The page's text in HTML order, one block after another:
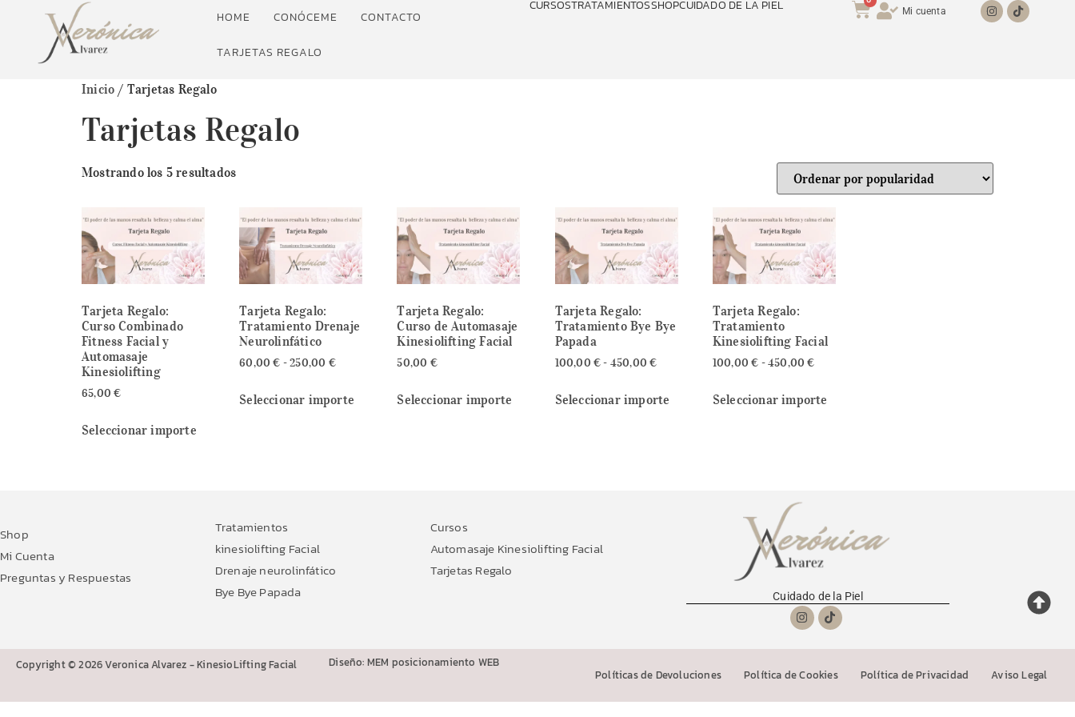
HOME CONÓCEME CONTACTO
TARJETAS REGALO
CURSOSTRATAMIENTOSSHOPCUIDADO DE LA PIEL Mi cuenta
Inicio / Tarjetas Regalo
Tarjetas Regalo
Mostrando los 5 resultados
Tarjeta Regalo:
Curso Combinado
Fitness Facial y
Automasaje
Kinesiolifting
65,00€
Seleccionar importe
Tarjeta Regalo:
Tratamiento Drenaje
Neurolinfático
60,00€ -250,00 €
Seleccionar importe
Tarjeta Regalo:
Curso de Automasaje
Kinesiolifting Facial
50,00 €
Seleccionar importe
Tarjeta Regalo:
Tratamiento Bye Bye
Papada
100,00€ - 450,00€
Seleccionar importe
Tarjeta Regalo:
Tratamiento
Kinesiolifting Facial
100,00€ -450,00€
Seleccionar importe
Shop
Mi Cuenta
Preguntas y Respuestas
Tratamientos
kinesiolifting Facial
Drenaje neurolinfático
Bye Bye Papada
Cursos
Automasaje Kinesiolifting Facial
Tarjetas Regalo
Cuidado de la Piel
Copyright © 2026 Veronica Alvarez - KinesioLifting Facial
Diseño: MEM posicionamiento WEB
Políticas de Devoluciones
Política de Cookies Política de Privacidad Aviso Legal